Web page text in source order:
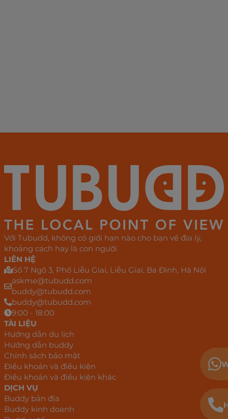
Với Tubudd, không có giới hạn nào cho bạn về địa lý,
khoảng cách hay là con người
LIÊN HỆ
Số 7 Ngõ 3, Phố Liễu Giai, Liễu Giai, Ba Đình, Hà Nội
askme@tubudd.com
buddy@tubudd.com
buddy@tubudd.com
9:00 - 18:00
TÀI LIỆU
Hướng dẫn du lịch
Hướng dẫn buddy
Chính sách bảo mật
Điều khoản và điều kiện
Điều khoản và điều kiện khác
DỊCH VỤ
Buddy bản địa
Buddy kinh doanh